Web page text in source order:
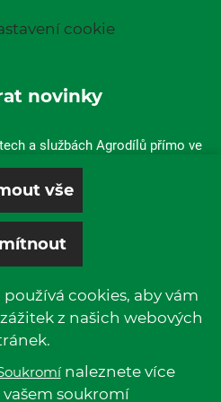
cookie
novinky
a službách Agrodílů přímo ve
poště.
r. o. | All rights reserved.
byKentico
cookies, aby vám
z našich webových
naleznete více
soukromí